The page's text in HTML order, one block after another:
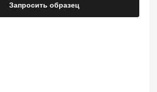
Запросить образец